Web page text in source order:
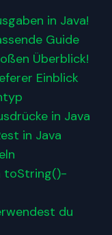
in Java!
Guide
Überblick!
Einblick
in Java
in Java
toString()-
du